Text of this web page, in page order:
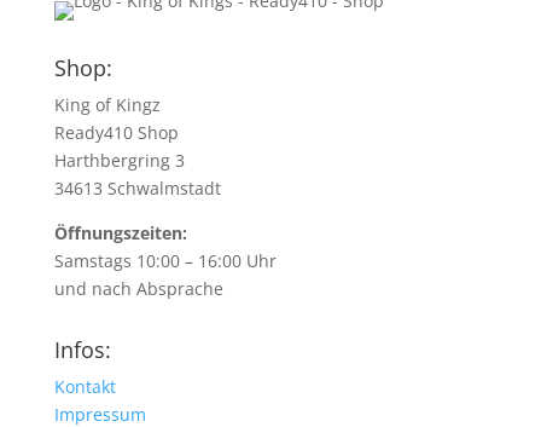
Shop:
King of Kingz
Ready410 Shop
Harthbergring 3
34613 Schwalmstadt
Öffnungszeiten:
Samstags 10:00 – 16:00 Uhr
und nach Absprache
Infos:
Kontakt
Impressum